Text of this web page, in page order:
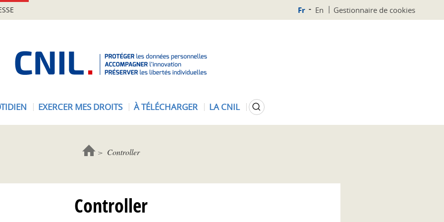
Fr En Gestionnaire de cookies
EXERCER MES DROITS À TÉLÉCHARGER LA CNIL Rechercher
Controller
Controller